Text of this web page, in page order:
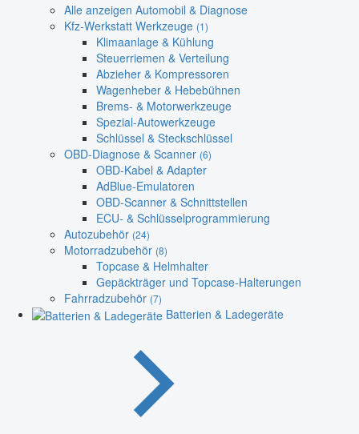
Alle anzeigen Automobil & Diagnose
Kfz-Werkstatt Werkzeuge (1)
Klimaanlage & Kühlung
Steuerriemen & Verteilung
Abzieher & Kompressoren
Wagenheber & Hebebühnen
Brems- & Motorwerkzeuge
Spezial-Autowerkzeuge
Schlüssel & Steckschlüssel
OBD-Diagnose & Scanner (6)
OBD-Kabel & Adapter
AdBlue-Emulatoren
OBD-Scanner & Schnittstellen
ECU- & Schlüsselprogrammierung
Autozubehör (24)
Motorradzubehör (8)
Topcase & Helmhalter
Gepäckträger und Topcase-Halterungen
Fahrradzubehör (7)
Batterien & Ladegeräte